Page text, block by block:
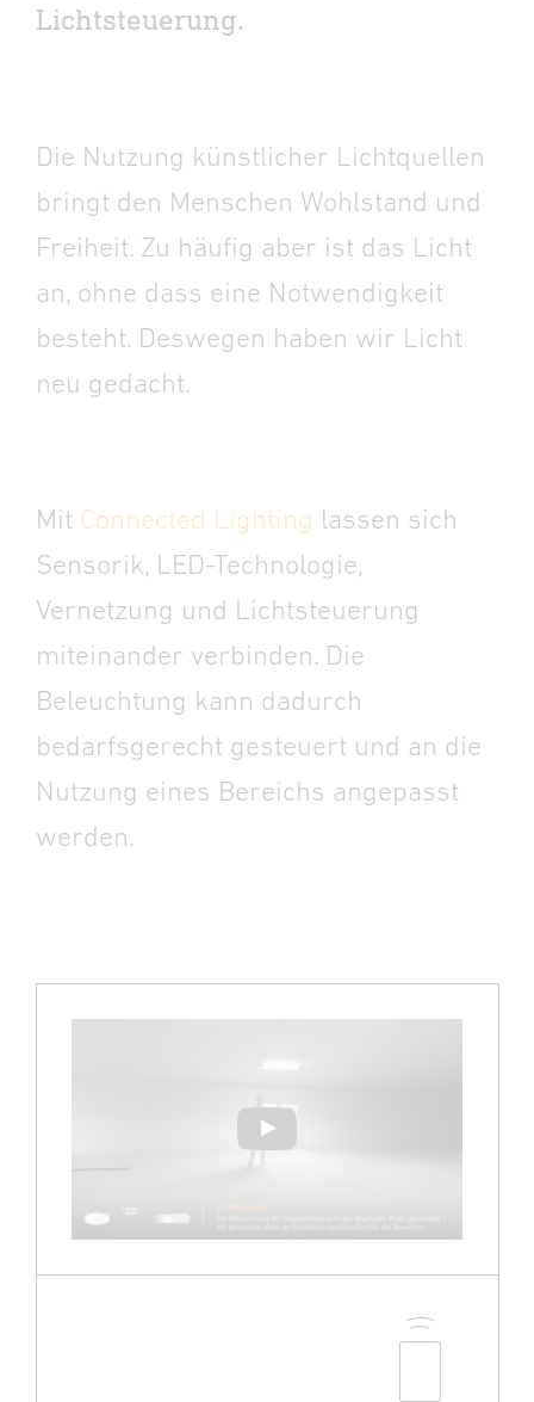
Lichtsteuerung.
Die Nutzung künstlicher Lichtquellen
bringt den Menschen Wohlstand und
Freiheit. Zu häufig aber ist das Licht
an, ohne dass eine Notwendigkeit
besteht. Deswegen haben wir Licht
neu gedacht.
Mit Connected Lighting lassen sich
Sensorik, LED-Technologie,
Vernetzung und Lichtsteuerung
miteinander verbinden. Die
Beleuchtung kann dadurch
bedarfsgerecht gesteuert und an die
Nutzung eines Bereichs angepasst
werden.
Abspielen